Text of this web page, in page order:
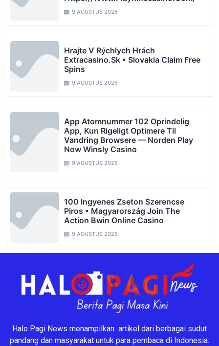
9 AGUSTUS 2026
Hrajte V Rýchlych Hrách
Extracasino.sk • Slovakia Claim Free
Spins
9 AGUSTUS 2026
App Atomnummer 102 Oprindelig
App, Kun Rigeligt Optimere Til
Vandring Browsere — Norden Play
Now Winsly Casino
9 AGUSTUS 2026
100 Ingyenes Zseton Szerencse
Piros • Magyarország Join The
Action Bwin Online Casino
9 AGUSTUS 2026
Halo Pagi News menampilkan artikel dari berbagai sudut
pandang dan masyarakat untuk para pembaca di Indonesia.